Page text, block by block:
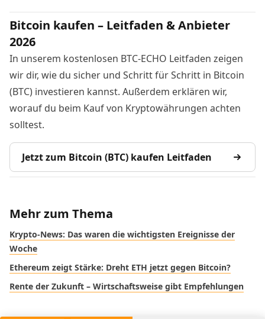
Bitcoin kaufen – Leitfaden & Anbieter
2026
In unserem kostenlosen BTC-ECHO Leitfaden zeigen
wir dir, wie du sicher und Schritt für Schritt in Bitcoin
(BTC) investieren kannst. Außerdem erklären wir,
worauf du beim Kauf von Kryptowährungen achten
solltest.
Jetzt zum Bitcoin (BTC) kaufen Leitfaden
Mehr zum Thema
Krypto-News: Das waren die wichtigsten Ereignisse der
Woche
Ethereum zeigt Stärke: Dreht ETH jetzt gegen Bitcoin?
Rente der Zukunft – Wirtschaftsweise gibt Empfehlungen